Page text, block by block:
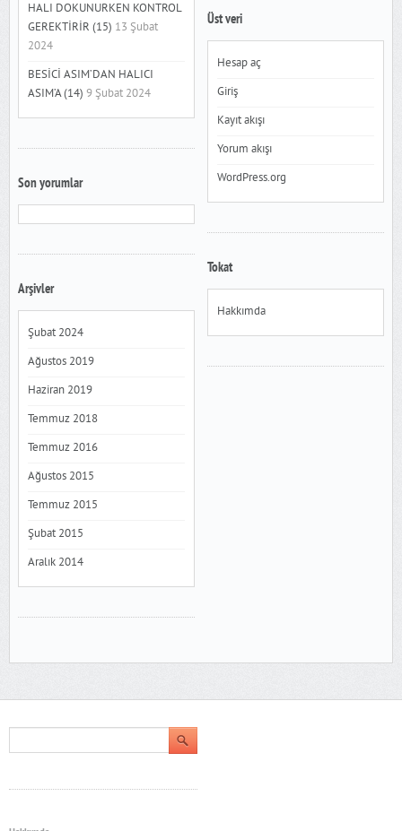
HALI DOKUNURKEN KONTROL
GEREKTİRİR (15) 13 Şubat
2024
BESİCİ ASIM’DAN HALICI
ASIM’A (14) 9 Şubat 2024
Son yorumlar
Arşivler
Şubat 2024
Ağustos 2019
Haziran 2019
Temmuz 2018
Temmuz 2016
Ağustos 2015
Temmuz 2015
Şubat 2015
Aralık 2014
Üst veri
Hesap aç
Giriş
Kayıt akışı
Yorum akışı
WordPress.org
Tokat
Hakkımda